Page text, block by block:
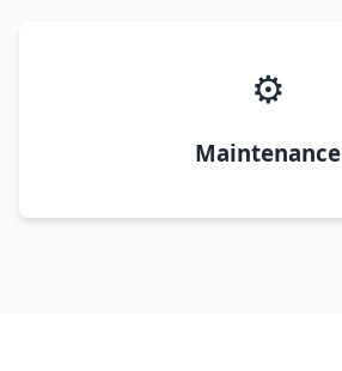
⚙️
Maintenance